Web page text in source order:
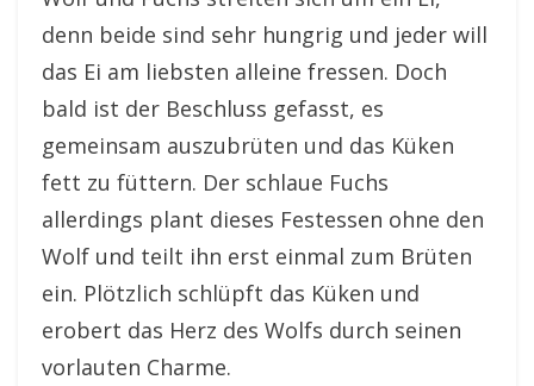
denn beide sind sehr hungrig und jeder will
das Ei am liebsten alleine fressen. Doch
bald ist der Beschluss gefasst, es
gemeinsam auszubrüten und das Küken
fett zu füttern. Der schlaue Fuchs
allerdings plant dieses Festessen ohne den
Wolf und teilt ihn erst einmal zum Brüten
ein. Plötzlich schlüpft das Küken und
erobert das Herz des Wolfs durch seinen
vorlauten Charme.